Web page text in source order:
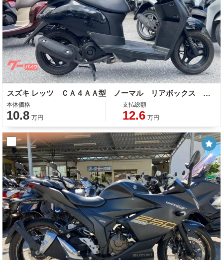
スズキ レッツ ＣＡ４ＡＡ型 ノーマル リアボックス 整備 保証 自賠責保険
本体価格
10.8 万円
支払総額
12.6 万円